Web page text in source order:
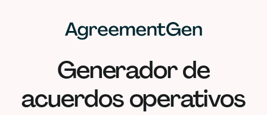
Generador de
acuerdos operativos